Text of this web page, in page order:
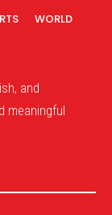
WORLD
and
meaningful